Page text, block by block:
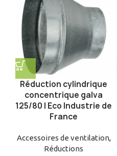
Réduction cylindrique
concentrique galva
125/80 | Eco Industrie de
France
Accessoires de ventilation,
Réductions